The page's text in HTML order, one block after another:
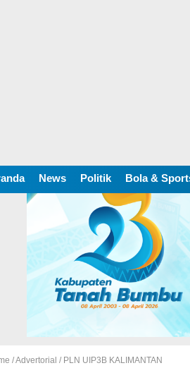
News Politik Bola &
/Advertorial / PLN UIP3B KALIMANTAN